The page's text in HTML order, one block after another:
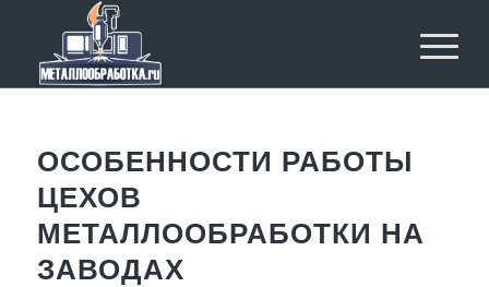
ОСОБЕННОСТИ РАБОТЫ
ЦЕХОВ
МЕТАЛЛООБРАБОТКИ НА
ЗАВОДАХ